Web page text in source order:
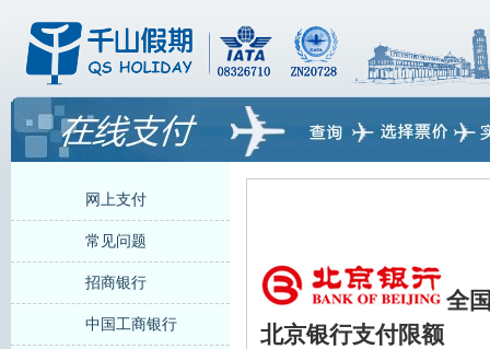
网上支付
常见问题
招商银行
中国工商银行
全
北京银行支付限额